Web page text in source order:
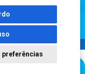
preferências
(CRM-RS): 425